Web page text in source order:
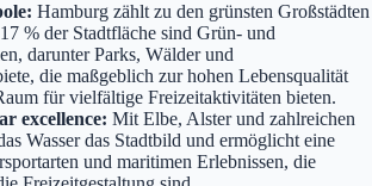
Hamburg zählt zu den grünsten Großstädten
% der Stadtfläche sind Grün- und
darunter Parks, Wälder und
die maßgeblich zur hohen Lebensqualität
für vielfältige Freizeitaktivitäten bieten.
excellence: Mit Elbe, Alster und zahlreichen
Wasser das Stadtbild und ermöglicht eine
und maritimen Erlebnissen, die